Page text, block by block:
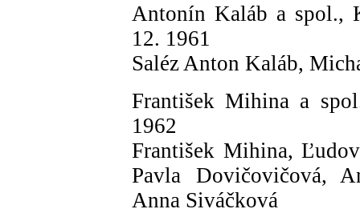
Antonín Kaláb a spol.,
12. 1961
Saléz Anton Kaláb,
František Mihina a
1962
František Mihina,
Pavla Dovičovičová,
Anna Siváčková